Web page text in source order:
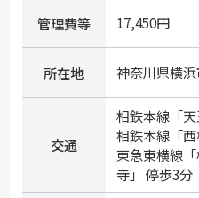
管理費等 17,450円
所在地 神奈川県横
交通
相鉄本線「
相鉄本線「
東急東横線「
寺」 停歩3分